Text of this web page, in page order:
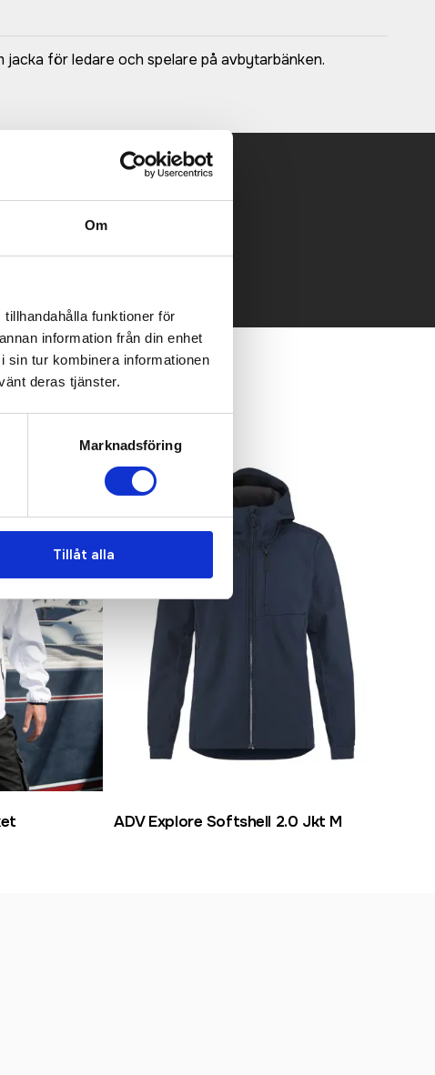
Om
funktioner för
information från din enhet
sin tur kombinera informationen
deras tjänster.
Marknadsföring
Tillåt alla
för ledare och spelare på avbytarbänken.
Recommended
ADV Explore Softshell 2.0 Jkt M